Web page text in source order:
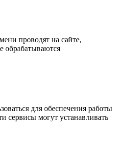
проводят на сайте,
обрабатываются
для обеспечения работы
сервисы могут устанавливать